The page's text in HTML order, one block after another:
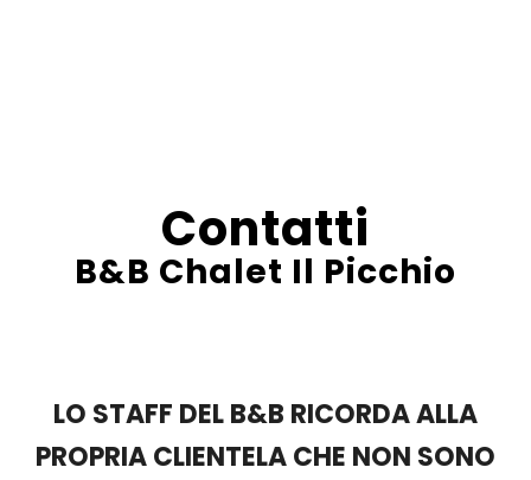
Contatti
B&B Chalet Il Picchio
LO STAFF DEL B&B RICORDA ALLA
PROPRIA CLIENTELA CHE NON SONO